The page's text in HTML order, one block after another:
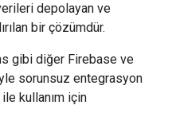
depolayan ve
bir çözümdür.
gibi diğer Firebase ve
sorunsuz entegrasyon
kullanım için